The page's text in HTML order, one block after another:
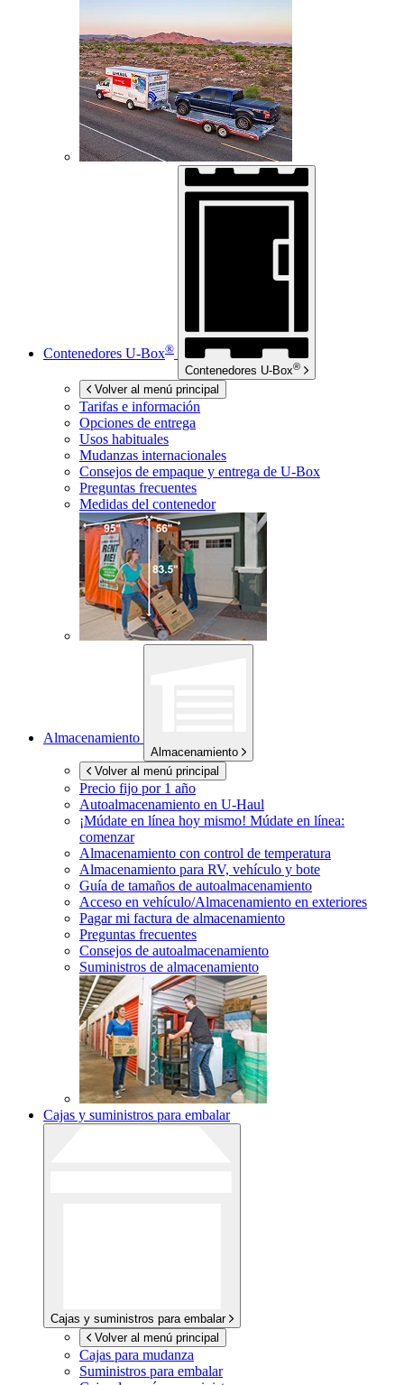
Contenedores U-Box®
Contenedores U-Box®
Volver al menú principal
Tarifas e información
Opciones de entrega
Usos habituales
Mudanzas internacionales
Consejos de empaque y entrega de U-Box
Preguntas frecuentes
Medidas del contenedor
Almacenamiento
Almacenamiento
Volver al menú principal
Precio fijo por 1 año
Autoalmacenamiento en U-Haul
¡Múdate en línea hoy mismo! Múdate en línea:
comenzar
Almacenamiento con control de temperatura
Almacenamiento para RV, vehículo y bote
Guía de tamaños de autoalmacenamiento
Acceso en vehículo/Almacenamiento en exteriores
Pagar mi factura de almacenamiento
Preguntas frecuentes
Consejos de autoalmacenamiento
Suministros de almacenamiento
Cajas y suministros para embalar
Cajas y suministros para embalar
Volver al menú principal
Cajas para mudanza
Suministros para embalar